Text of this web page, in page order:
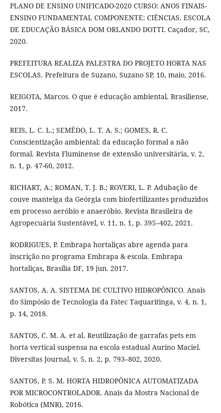
PLANO DE ENSINO UNIFICADO-2020 CURSO: ANOS FINAIS-
ENSINO FUNDAMENTAL COMPONENTE: CIÊNCIAS. ESCOLA
DE EDUCAÇÃO BÁSICA DOM ORLANDO DOTTI. Caçador, SC,
2020.
PREFEITURA REALIZA PALESTRA DO PROJETO HORTA NAS
ESCOLAS. Prefeitura de Suzano, Suzano SP, 10, maio, 2016.
REIGOTA, Marcos. O que é educação ambiental. Brasiliense,
2017.
REIS, L. C. L.; SEMÊDO, L. T. A. S.; GOMES, R. C.
Conscientização ambiental: da educação formal a não
formal. Revista Fluminense de extensão universitária, v. 2,
n. 1, p. 47-60, 2012.
RICHART, A.; ROMAN, T. J. B.; ROVERI, L. P. Adubação de
couve manteiga da Geórgia com biofertilizantes produzidos
em processo aeróbio e anaeróbio. Revista Brasileira de
Agropecuária Sustentável, v. 11, n. 1, p. 395–402, 2021.
RODRIGUES, P. Embrapa hortaliças abre agenda para
inscrição no programa Embrapa & escola. Embrapa
hortaliças, Brasília DF, 19 jun. 2017.
SANTOS, A. A. SISTEMA DE CULTIVO HIDROPÔNICO. Anais
do Simpósio de Tecnologia da Fatec Taquaritinga, v. 4, n. 1,
p. 14, 2018.
SANTOS, C. M. A. et al. Reutilização de garrafas pets em
horta vertical suspensa na escola estadual Aurino Maciel.
Diversitas Journal, v. 5, n. 2, p. 793–802, 2020.
SANTOS, P. S. M. HORTA HIDROPÔNICA AUTOMATIZADA
POR MICROCONTROLADOR. Anais da Mostra Nacional de
Robótica (MNR), 2016.